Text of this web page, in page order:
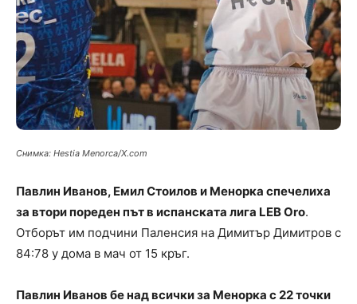
Снимка: Hestia Menorca/X.com
Павлин Иванов, Емил Стоилов и Менорка спечелиха
за втори пореден път в испанската лига LEB Oro.
Отборът им подчини Паленсия на Димитър Димитров с
84:78 у дома в мач от 15 кръг.
Павлин Иванов бе над всички за Менорка с 22 точки